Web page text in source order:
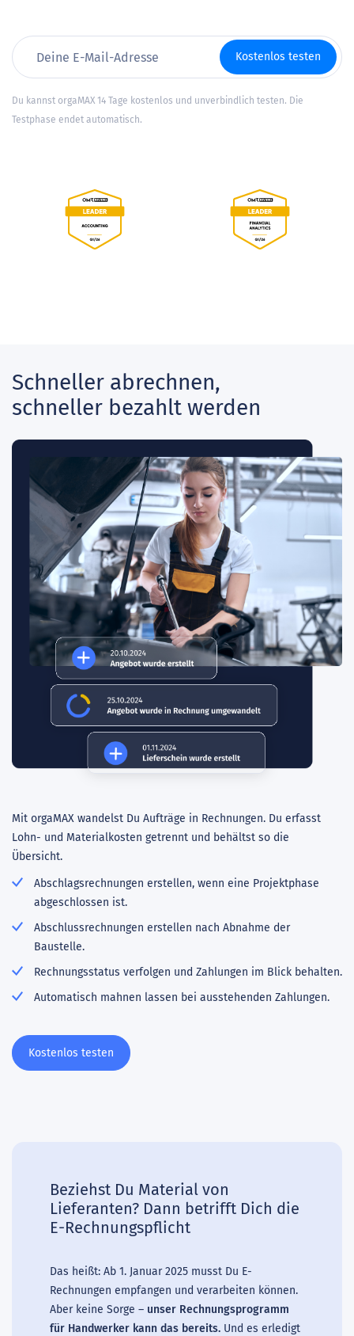
Kostenlos testen
Du kannst orgaMAX 14 Tage kostenlos und unverbindlich testen. Die
Testphase endet automatisch.
Schneller abrechnen,
schneller bezahlt werden
Mit orgaMAX wandelst Du Aufträge in Rechnungen. Du erfasst
Lohn- und Materialkosten getrennt und behältst so die
Übersicht.
Abschlagsrechnungen erstellen, wenn eine Projektphase
abgeschlossen ist.
Abschlussrechnungen erstellen nach Abnahme der
Baustelle.
Rechnungsstatus verfolgen und Zahlungen im Blick behalten.
Automatisch mahnen lassen bei ausstehenden Zahlungen.
Kostenlos testen
Beziehst Du Material von
Lieferanten? Dann betrifft Dich die
E-Rechnungspflicht
Das heißt: Ab 1. Januar 2025 musst Du E-
Rechnungen empfangen und verarbeiten können.
Aber keine Sorge – unser Rechnungsprogramm
für Handwerker kann das bereits. Und es erledigt